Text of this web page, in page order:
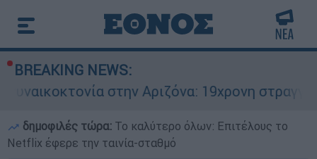
BREAKING NEWS:
στην Αριζόνα: 19χρονη στραγγαλίστηκε
δημοφιλές τώρα: Το καλύτερο όλων: Επιτέλους το
Netflix έφερε την ταινία-σταθμό